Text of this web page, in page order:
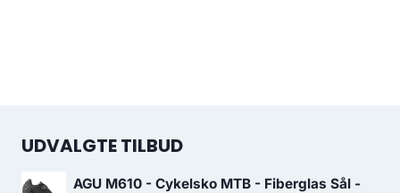
UDVALGTE TILBUD
AGU M610 - Cykelsko MTB - Fiberglas Sål -